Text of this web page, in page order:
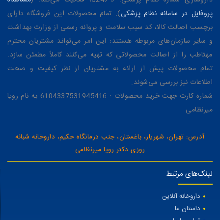
بدون سولفات بودن به این معنا نیست که شامپو ماده شوینده
ندارد. یک شامپوی بدون سولفات نیز برای جدا کردن چربی و
آلودگی از سورفکتانت استفاده می‌کند؛ فقط نوع سیستم شوینده
آن متفاوت است.
آیا شامپو بدون سولفات همیشه ملایم‌تر است؟
بسیاری از شامپوهای بدون سولفات با هدف پاک‌کنندگی ملایم‌تر تولید
سولفات دانست.
شدت خشکی یا تحریک فقط به نام یک ماده بستگی ندارد. غلظت
سورفکتانت، ترکیب چند شوینده، pH محصول، مدت تماس با پوست و
مواد نرم‌کننده موجود در فرمول نیز مهم‌اند.
مرور علمی سال ۲۰۲۲ درباره سورفکتانت‌ها و تحریک پوست
توضیح می‌دهد که سورفکتانت‌ها می‌توانند با پروتئین‌ها و چربی‌های
سطح پوست تعامل داشته باشند، اما میزان تحریک به ویژگی‌های ماده و
فرمول نهایی محصول وابسته است.
پروفایل در سامانه نظام پزشکی). تمام محصولات این فروشگاه دارای
برچسب اصالت کالا، کد سیب سلامت و پروانه رسمی از وزارت بهداشت
و سایر سازمان‌های مربوطه هستند؛ این امر می‌تواند مشتریان محترم
مهتاطب را از اصالت محصولاتی که تهیه می‌کنند کاملاً مطمئن سازد.
تمام محصولات پیش از ارائه به مشتریان از نظر کیفیت و صحت
اطلاعات نیز بررسی می‌شوند.
شماره کارت جهت خرید محصولات : 6104337531945416 به نام رویا
میرنظامی
آدرس: تهران، شهریار، باغستان، جنب درمانگاه حکیم، داروخانه شبانه
روزی دکتر رویا میرنظامی
لینک‌های مرتبط
داروخانه آنلاین
داستان ما